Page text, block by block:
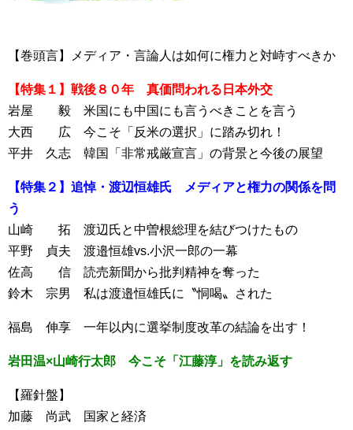
【巻頭言】メディア・言論人は如何に権力と対峙すべきか
【特集１】戦後８０年 真価問われる日本外交
岩屋 毅 米国にも中国にも言うべきことを言う
大西 広 今こそ「反米の選択」に踏み切れ！
平井 久志 韓国「非常戒厳宣言」の背景と今後の展望
【特集２】追悼・渡辺恒雄氏 メディアと権力の関係を問
う
山崎 拓 渡辺氏と中曽根総理を結びつけたもの
平野 貞夫 渡邉恒雄vs.小沢一郎の一幕
佐高 信 読売新聞から批判精神を奪った
鈴木 宗男 私は渡邉恒雄氏に〝恫喝〟された
福島 伸享 一年以内に選挙制度改革の結論を出す！
岩田温×山崎行太郎 今こそ「江藤淳」を読み返す
【羅針盤】
加藤 尚武 国家と経済